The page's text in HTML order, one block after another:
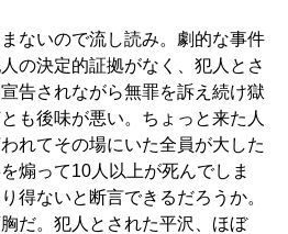
ないので流し読み。劇的な事件
の決定的証拠がなく、犯人とさ
告されながら無罪を訴え続け獄
も後味が悪い。ちょっと来た人
れてその場にいた全員が大した
煽って10人以上が死んでしま
得ないと断言できるだろうか。
だ。犯人とされた平沢、ほぼ